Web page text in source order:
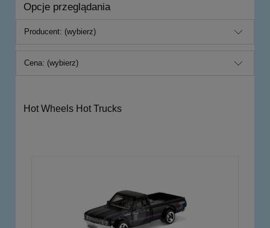
Opcje przeglądania
Producent: (wybierz)
Cena: (wybierz)
Hot Wheels Hot Trucks